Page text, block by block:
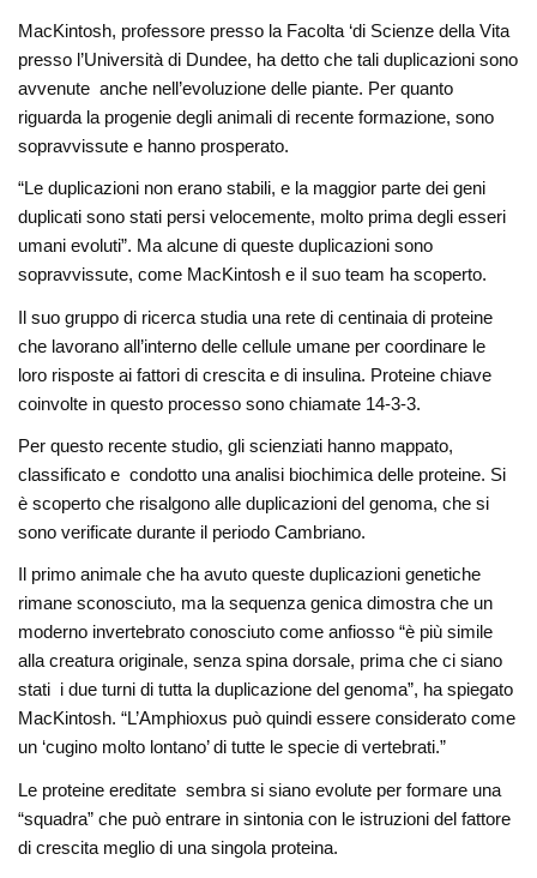
MacKintosh, professore presso la Facolta ‘di Scienze della Vita
presso l’Università di Dundee, ha detto che tali duplicazioni sono
avvenute anche nell’evoluzione delle piante. Per quanto
riguarda la progenie degli animali di recente formazione, sono
sopravvissute e hanno prosperato.
“Le duplicazioni non erano stabili, e la maggior parte dei geni
duplicati sono stati persi velocemente, molto prima degli esseri
umani evoluti”. Ma alcune di queste duplicazioni sono
sopravvissute, come MacKintosh e il suo team ha scoperto.
Il suo gruppo di ricerca studia una rete di centinaia di proteine ​​
che lavorano all’interno delle cellule umane per coordinare le
loro risposte ai fattori di crescita e di insulina. Proteine ​​chiave
coinvolte in questo processo sono chiamate 14-3-3.
Per questo recente studio, gli scienziati hanno mappato,
classificato e condotto una analisi biochimica delle proteine. Si
è scoperto che risalgono alle duplicazioni del genoma, che si
sono verificate durante il periodo Cambriano.
Il primo animale che ha avuto queste duplicazioni genetiche
rimane sconosciuto, ma la sequenza genica dimostra che un
moderno invertebrato conosciuto come anfiosso “è più simile
alla creatura originale, senza spina dorsale, prima che ci siano
stati i due turni di tutta la duplicazione del genoma”, ha spiegato
MacKintosh. “L’Amphioxus può quindi essere considerato come
un ‘cugino molto lontano’ di tutte le specie di vertebrati.”
Le proteine ​​ereditate sembra si siano evolute per formare una
“squadra” che può entrare in sintonia con le istruzioni del fattore
di crescita meglio di una singola proteina.